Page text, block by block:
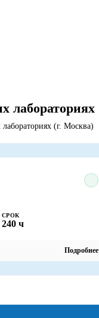
лабораториях
(г. Москва)
СРОК
240 ч
Подробнее